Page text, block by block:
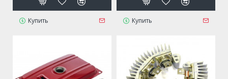
Купить Купить